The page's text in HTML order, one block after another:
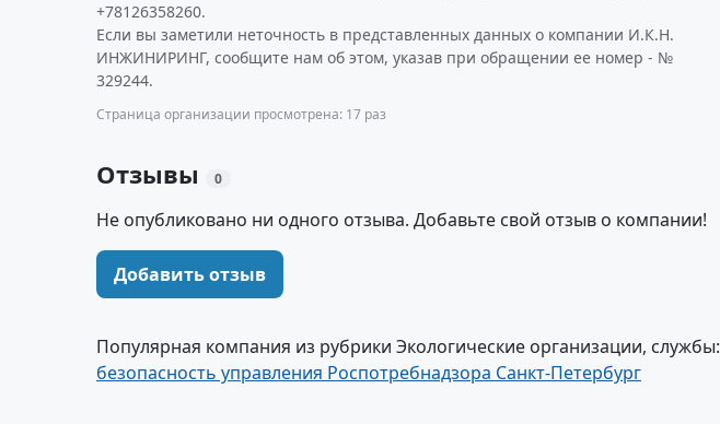
+78126358260.
Если вы заметили неточность в представленных данных о компании И.К.Н.
ИНЖИНИРИНГ, сообщите нам об этом, указав при обращении ее номер - №
329244.
Страница организации просмотрена: 17 раз
Отзывы 0
Не опубликовано ни одного отзыва. Добавьте свой отзыв о компании!
Добавить отзыв
Популярная компания из рубрики Экологические организации, службы:
безопасность управления Роспотребнадзора Санкт-Петербург